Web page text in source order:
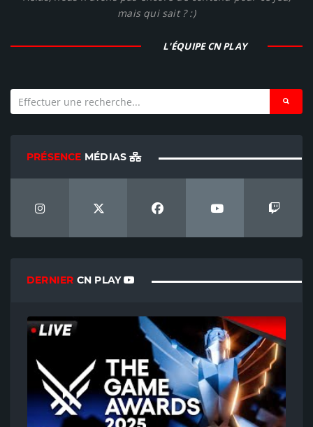
mais qui sait ? :)
L'ÉQUIPE CN PLAY
PRÉSENCE MÉDIAS
DERNIER CN PLAY